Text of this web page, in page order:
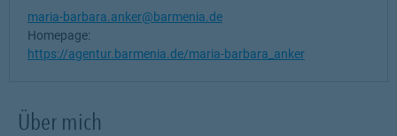
Über mich
maria-barbara.anker@barmenia.de
Homepage:
https://agentur.barmenia.de/maria-barbara_anker